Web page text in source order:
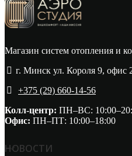
Магазин систем отопления и
г. Минск ул. Короля 9, офис
+375 (29) 660-14-56
Колл-центр: ПН–ВС:
Офис: ПН–ПТ: 10:00–18:00
НОВОСТИ